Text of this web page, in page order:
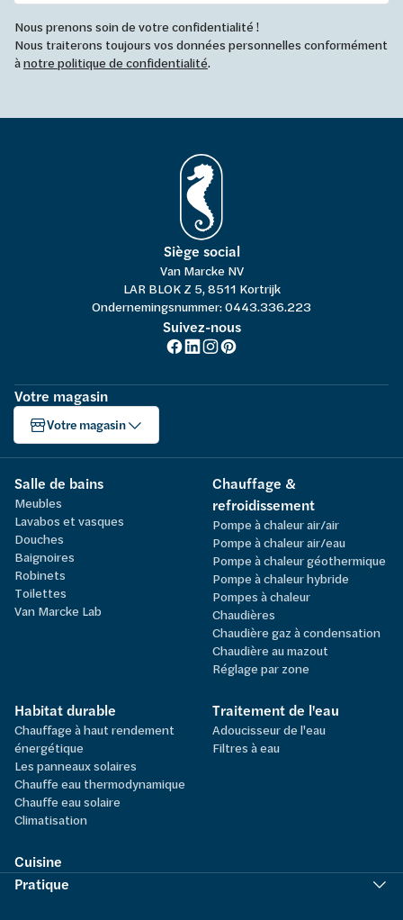
Nous prenons soin de votre confidentialité !
Nous traiterons toujours vos données personnelles conformément
ànotre politique de confidentialité.
Siège social
Van Marcke NV
LAR BLOK Z 5, 8511 Kortrijk
Ondernemingsnummer: 0443.336.223
Suivez-nous
Votre magasin
Votre magasin
Salle de bains
Meubles
Lavabos et vasques
Douches
Baignoires
Robinets
Toilettes
Van Marcke Lab
Chauffage &
refroidissement
Pompe à chaleur air/air
Pompe à chaleur air/eau
Pompe à chaleur géothermique
Pompe à chaleur hybride
Pompes à chaleur
Chaudières
Chaudière gaz à condensation
Chaudière au mazout
Réglage par zone
Habitat durable
Chauffage à haut rendement
énergétique
Les panneaux solaires
Chauffe eau thermodynamique
Chauffe eau solaire
Climatisation
Traitement de l'eau
Adoucisseur de l'eau
Filtres à eau
Cuisine
Pratique